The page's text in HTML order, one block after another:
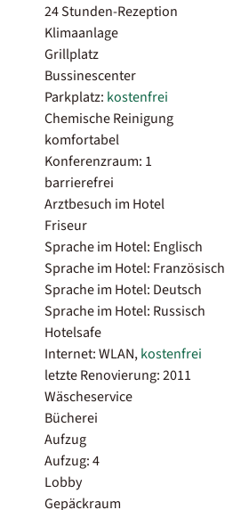
24 Stunden-Rezeption
Klimaanlage
Grillplatz
Bussinescenter
Parkplatz: kostenfrei
Chemische Reinigung
komfortabel
Konferenzraum: 1
barrierefrei
Arztbesuch im Hotel
Friseur
Sprache im Hotel: Englisch
Sprache im Hotel: Französisch
Sprache im Hotel: Deutsch
Sprache im Hotel: Russisch
Hotelsafe
Internet: WLAN,kostenfrei
letzte Renovierung: 2011
Wäscheservice
Bücherei
Aufzug
Aufzug: 4
Lobby
Gepäckraum